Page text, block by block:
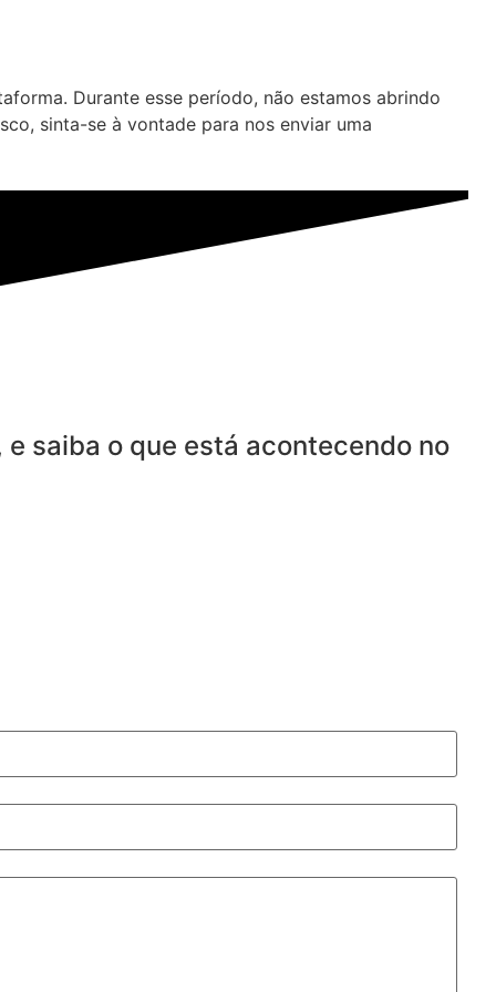
Durante esse período, não estamos abrindo
sinta-se à vontade para nos enviar uma
saiba o que está acontecendo no